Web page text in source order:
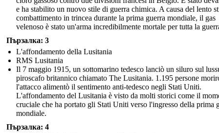
e ha stabilito un nuovo stile di guerra chimica. A causa del lento
combattimento in trincea durante la prima guerra mondiale, il gas
velenoso è stato un'arma incredibilmente mortale per tutta la
Пързалка: 3
L'affondamento della Lusitania
RMS Lusitania
Il 7 maggio 1915, un sottomarino tedesco lanciò un siluro sul
piroscafo britannico chiamato The Lusitania. 1.195 persone
l'attacco alimentò il sentimento anti-tedesco negli Stati Uniti.
L'affondamento del Lusitania è visto da molti storici come il
cruciale che ha portato gli Stati Uniti verso l'ingresso della prima
mondiale.
Пързалка: 4